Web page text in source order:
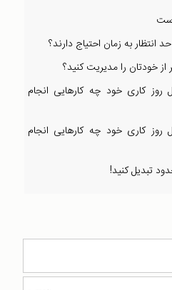
انتظار به زمان احتياج دارند؟
خودتان را مديريت كنيد؟
۱۰ دقیقه اول روز کاری خود چه کارهایی انجام
10 دقیقه اول روز کاری خود چه کارهایی انجام
تبدیل کنید!